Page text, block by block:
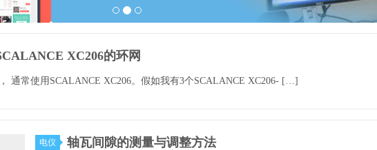
XC206的环网
通常使用SCALANCE XC206。假如我有3个SCALANCE XC206- […]
电仪 轴瓦间隙的测量与调整方法